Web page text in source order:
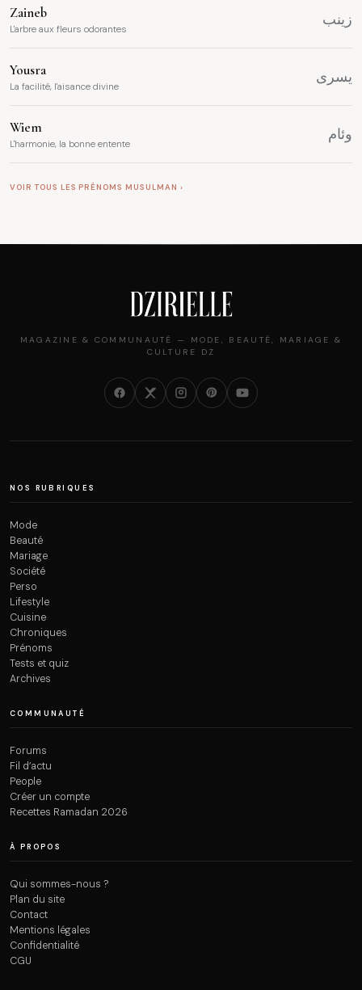
Zaineb
L'arbre aux fleurs odorantes
زينب
Yousra
La facilité, l'aisance divine
يسرى
Wiem
L'harmonie, la bonne entente
وئام
VOIR TOUS LES PRÉNOMS MUSULMAN ›
MAGAZINE & COMMUNAUTÉ — MODE, BEAUTÉ, MARIAGE &
CULTURE DZ
NOS RUBRIQUES
Mode
Beauté
Mariage
Société
Perso
Lifestyle
Cuisine
Chroniques
Prénoms
Tests et quiz
Archives
COMMUNAUTÉ
Forums
Fil d’actu
People
Créer un compte
Recettes Ramadan 2026
À PROPOS
Qui sommes-nous ?
Plan du site
Contact
Mentions légales
Confidentialité
CGU